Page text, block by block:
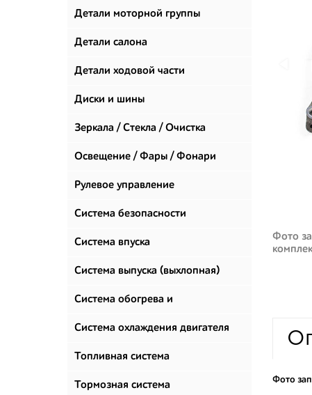
Детали моторной группы
Детали салона
Детали ходовой части
Диски и шины
Зеркала / Стекла / Очистка
стекол
Освещение / Фары / Фонари
Рулевое управление
Система безопасности
Система впуска
Система выпуска (выхлопная)
Система обогрева и
климатизации
Система охлаждения двигателя
Топливная система
Тормозная система
Фото
Фото